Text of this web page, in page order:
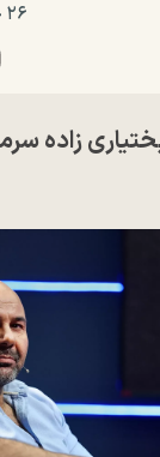
۲۶ خرداد ۱۴۰۵
زاده